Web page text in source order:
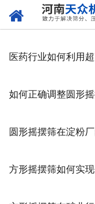
医药行业如何利用
圆形摇摆筛在淀粉
方形摇摆筛如何实